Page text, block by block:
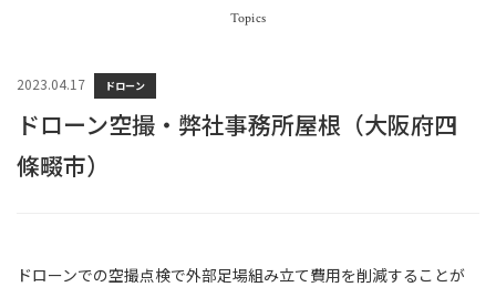
Topics
2023.04.17 ドローン
ドローン空撮・弊社事務所屋根（大阪府四
條畷市）
ドローンでの空撮点検で外部足場組み立て費用を削減することが